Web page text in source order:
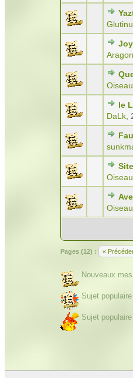
Oiseau
le
DaLk
Oiseau
Oiseau
Pages (12) : «
Nouveaux
Sujet
Sujet